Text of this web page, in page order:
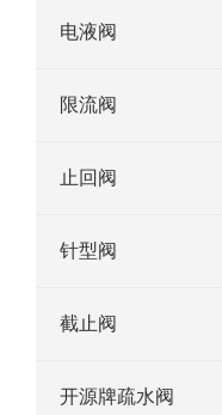
电液阀
限流阀
止回阀
针型阀
截止阀
开源牌疏水阀